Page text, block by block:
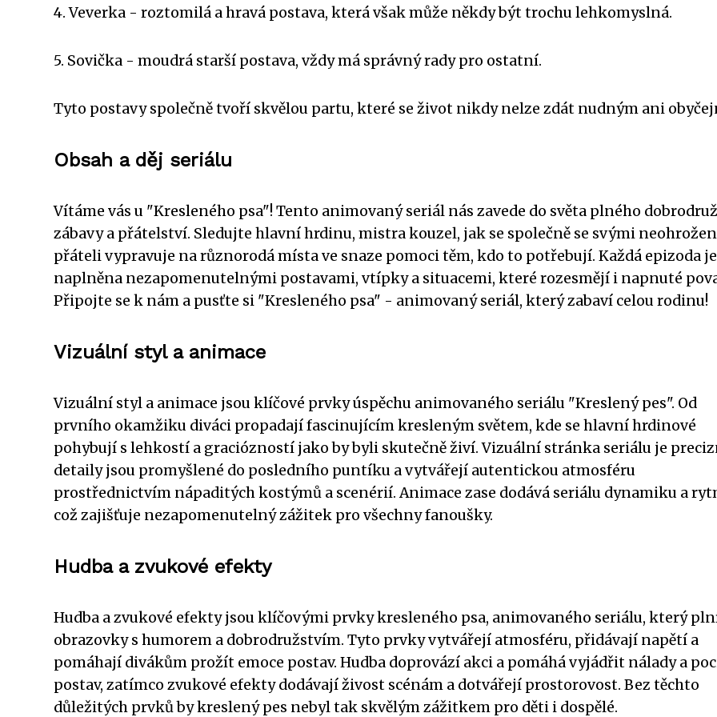
4. Veverka - roztomilá a hravá postava, která však může někdy být trochu lehkomyslná.
5. Sovička - moudrá starší postava, vždy má správný rady pro ostatní.
Tyto postavy společně tvoří skvělou partu, které se život nikdy nelze zdát nudným ani
Obsah a děj seriálu
Vítáme vás u "Kresleného psa"! Tento animovaný seriál nás zavede do světa plného
zábavy a přátelství. Sledujte hlavní hrdinu, mistra kouzel, jak se společně se svými
přáteli vypravuje na různorodá místa ve snaze pomoci těm, kdo to potřebují. Každá epizoda je
naplněna nezapomenutelnými postavami, vtípky a situacemi, které rozesmějí i napnuté
Připojte se k nám a pusťte si "Kresleného psa" - animovaný seriál, který zabaví celou rodinu!
Vizuální styl a animace
Vizuální styl a animace jsou klíčové prvky úspěchu animovaného seriálu "Kreslený pes". Od
prvního okamžiku diváci propadají fascinujícím kresleným světem, kde se hlavní hrdinové
pohybují s lehkostí a graciózností jako by byli skutečně živí. Vizuální stránka seriálu je
detaily jsou promyšlené do posledního puntíku a vytvářejí autentickou atmosféru
prostřednictvím nápaditých kostýmů a scenérií. Animace zase dodává seriálu dynamiku a
což zajišťuje nezapomenutelný zážitek pro všechny fanoušky.
Hudba a zvukové efekty
Hudba a zvukové efekty jsou klíčovými prvky kresleného psa, animovaného seriálu, který
obrazovky s humorem a dobrodružstvím. Tyto prvky vytvářejí atmosféru, přidávají napětí a
pomáhají divákům prožít emoce postav. Hudba doprovází akci a pomáhá vyjádřit nálady a
postav, zatímco zvukové efekty dodávají živost scénám a dotvářejí prostorovost. Bez těchto
důležitých prvků by kreslený pes nebyl tak skvělým zážitkem pro děti i dospělé.